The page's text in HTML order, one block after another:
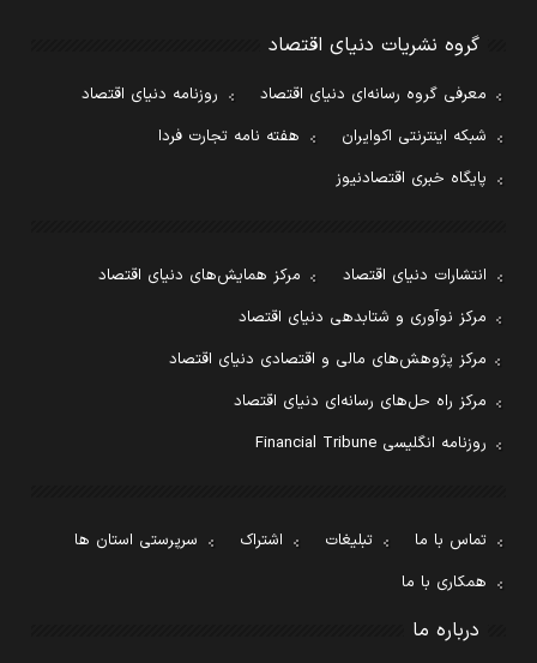
گروه نشریات دنیای اقتصاد
معرفی گروه رسانه‌ای دنیای اقتصاد
روزنامه دنیای اقتصاد
شبکه اینترنتی اکوایران
هفته نامه تجارت فردا
پایگاه خبری اقتصادنیوز
انتشارات دنیای اقتصاد
مرکز همایش‌های دنیای اقتصاد
مرکز نوآوری و شتابدهی دنیای اقتصاد
مرکز پژوهش‌های مالی و اقتصادی دنیای اقتصاد
مرکز راه حل‌های رسانه‌ای دنیای اقتصاد
روزنامه انگلیسی Financial Tribune
تماس با ما تبلیغات اشتراک
سرپرستی استان ها
همکاری با ما
درباره ما